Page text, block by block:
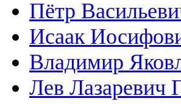
Пётр
Исаак
Владимир
Лев Лазаревич